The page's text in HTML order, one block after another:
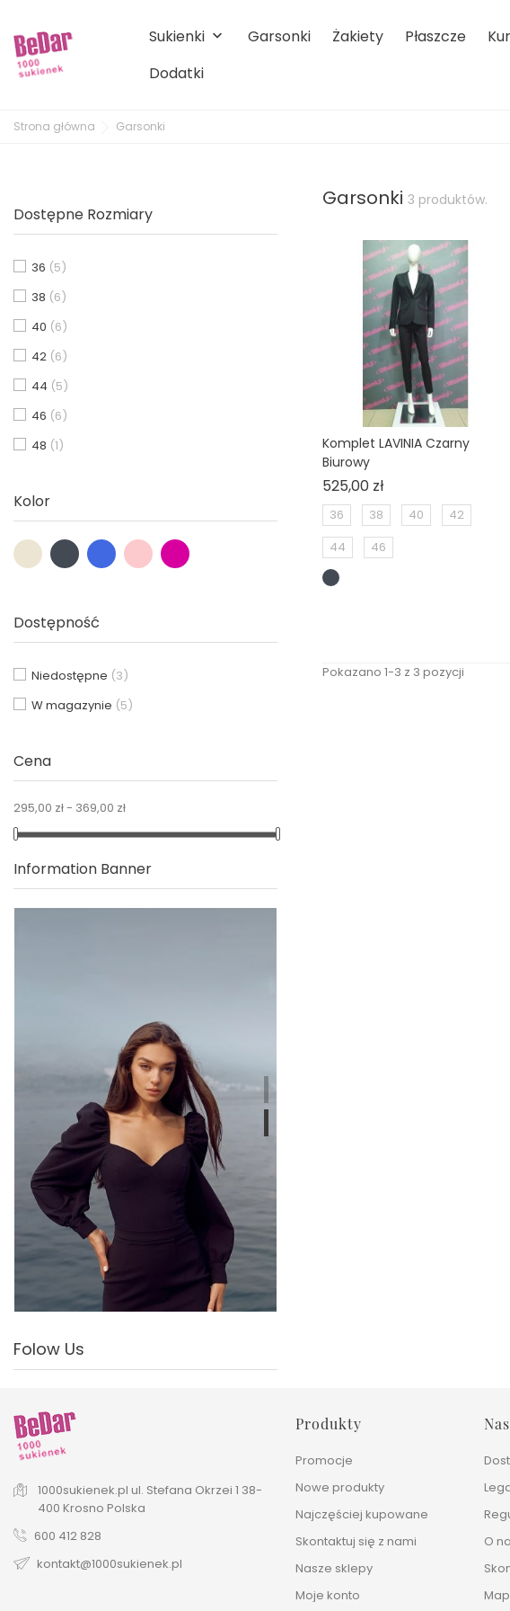
Sukienki keyboard_arrow_down Garsonki Żakiety Płaszcze
Dodatki
Strona główna Garsonki
Dostępne Rozmiary
36 (5)
38 (6)
40 (6)
42 (6)
44 (5)
46 (6)
48 (1)
Kolor
Dostępność
Niedostępne (3)
W magazynie (5)
Cena
295,00 zł - 369,00 zł
Information Banner
Folow Us
Garsonki3 produktów.
Komplet LAVINIA Czarny
Biurowy
525,00 złCena
36 38 40
42
44
46
Pokazano 1-3 z 3 pozycji
1000sukienek.pl ul. Stefana Okrzei 1 38-
400 Krosno Polska
600 412 828
kontakt@1000sukienek.pl
Produkty
Promocje
Nowe produkty
Najczęściej kupowane
Skontaktuj się z nami
Nasze sklepy
Moje konto
O